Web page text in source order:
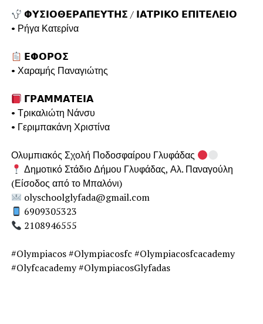
𝝫𝝪𝝨𝝞𝝤𝝝𝝚𝝦𝝖𝝥𝝚𝝪𝝩𝝜𝝨 / 𝝞𝝖𝝩𝝦𝝞𝝟𝝤 𝝚𝝥𝝞𝝩𝝚𝝠𝝚𝝞𝝤⠀
• Ρήγα Κατερίνα⠀
𝝚𝝫𝝤𝝦𝝤𝝨⠀
• Χαραμής Παναγιώτης⠀
𝝘𝝦𝝖𝝡𝝡𝝖𝝩𝝚𝝞𝝖⠀
• Τρικαλιώτη Νάνσυ⠀
• Γεριμπακάνη Χριστίνα⠀
Ολυμπιακός Σχολή Ποδοσφαίρου Γλυφάδας
Δημοτικό Στάδιο Δήμου Γλυφάδας, Αλ. Παναγούλη
(Είσοδος από το Μπαλόνι)⠀
olyschoolglyfada@gmail.com⠀
6909305323⠀
2108946555⠀
#Olympiacos #Olympiacosfc #Olympiacosfcacademy
#Olyfcacademy #OlympiacosGlyfadas